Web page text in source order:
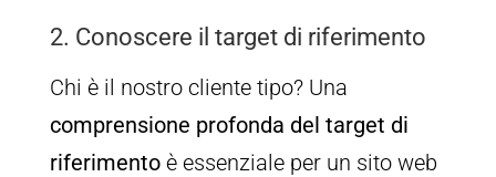
2. Conoscere il target di riferimento
Chi è il nostro cliente tipo? Una
comprensione profonda del target di
riferimentoè essenziale per un sito web